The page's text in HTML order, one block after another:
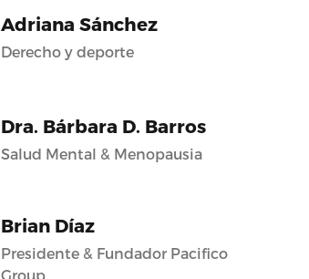
Adriana Sánchez
Derecho y deporte
Dra. Bárbara D. Barros
Salud Mental & Menopausia
Brian Díaz
Presidente & Fundador Pacifico
Group